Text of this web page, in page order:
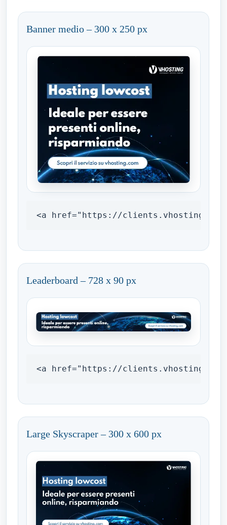
Banner medio – 300 x 250 px
<a href="https://clients.vhosting.com/
Leaderboard – 728 x 90 px
<a href="https://clients.vhosting.com/
Large Skyscraper – 300 x 600 px